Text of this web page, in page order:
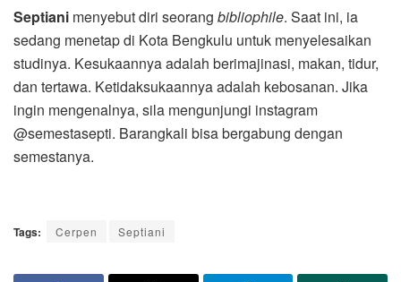
Septiani menyebut diri seorang bibliophile. Saat ini, ia
sedang menetap di Kota Bengkulu untuk menyelesaikan
studinya. Kesukaannya adalah berimajinasi, makan, tidur,
dan tertawa. Ketidaksukaannya adalah kebosanan. Jika
ingin mengenalnya, sila mengunjungi instagram
@semestasepti. Barangkali bisa bergabung dengan
semestanya.
Tags: Cerpen Septiani